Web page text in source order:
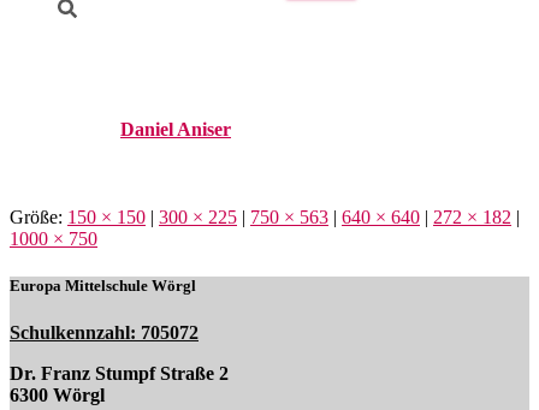
nach:
Daniel Aniser
Größe: 150 × 150 | 300 × 225 | 750 × 563 | 640 × 640 | 272 × 182 |
1000 × 750
Europa Mittelschule Wörgl
Schulkennzahl: 705072
Dr. Franz Stumpf Straße 2
6300 Wörgl